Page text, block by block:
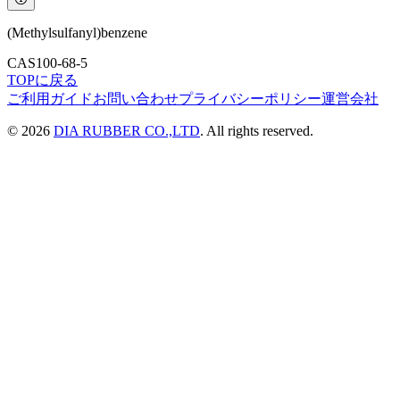
(Methylsulfanyl)benzene
CAS100-68-5
TOPに戻る
ご利用ガイドお問い合わせプライバシーポリシー運営会社
© 2026 DIA RUBBER CO.,LTD. All rights reserved.